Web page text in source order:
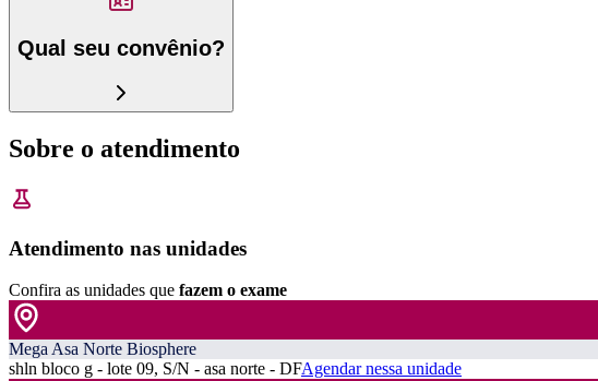
Qual seu convênio?
Sobre o atendimento
Atendimento nas unidades
Confira as unidades que fazem o exame
Mega Asa Norte Biosphere
shln bloco g - lote 09, S/N - asa norte - DFAgendar nessa unidade